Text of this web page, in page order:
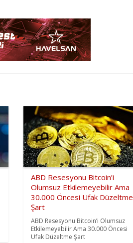
ABD Resesyonu Bitcoin’i
Olumsuz Etkilemeyebilir Ama
30.000 Öncesi Ufak Düzeltme
Şart
ABD Resesyonu Bitcoin’i Olumsuz
Etkilemeyebilir Ama 30.000 Öncesi
Ufak Düzeltme Şart